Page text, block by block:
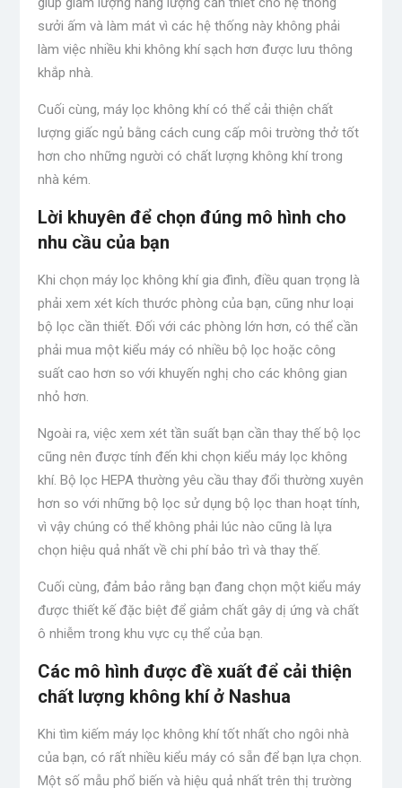
sưởi ấm và làm mát vì các hệ thống này không phải
làm việc nhiều khi không khí sạch hơn được lưu thông
khắp nhà.
Cuối cùng, máy lọc không khí có thể cải thiện chất
lượng giấc ngủ bằng cách cung cấp môi trường thở tốt
hơn cho những người có chất lượng không khí trong
nhà kém.
Lời khuyên để chọn đúng mô hình cho
nhu cầu của bạn
Khi chọn máy lọc không khí gia đình, điều quan trọng là
phải xem xét kích thước phòng của bạn, cũng như loại
bộ lọc cần thiết. Đối với các phòng lớn hơn, có thể cần
phải mua một kiểu máy có nhiều bộ lọc hoặc công
suất cao hơn so với khuyến nghị cho các không gian
nhỏ hơn.
Ngoài ra, việc xem xét tần suất bạn cần thay thế bộ lọc
cũng nên được tính đến khi chọn kiểu máy lọc không
khí. Bộ lọc HEPA thường yêu cầu thay đổi thường xuyên
hơn so với những bộ lọc sử dụng bộ lọc than hoạt tính,
vì vậy chúng có thể không phải lúc nào cũng là lựa
chọn hiệu quả nhất về chi phí bảo trì và thay thế.
Cuối cùng, đảm bảo rằng bạn đang chọn một kiểu máy
được thiết kế đặc biệt để giảm chất gây dị ứng và chất
ô nhiễm trong khu vực cụ thể của bạn.
Các mô hình được đề xuất để cải thiện
chất lượng không khí ở Nashua
Khi tìm kiếm máy lọc không khí tốt nhất cho ngôi nhà
của bạn, có rất nhiều kiểu máy có sẵn để bạn lựa chọn.
Một số mẫu phổ biến và hiệu quả nhất trên thị trường